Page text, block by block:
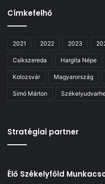
Címkefelhő
2021 2022 2023
Csíkszereda Hargita Népe
Kolozsvár Magyarország
Simó Márton
Stratégiai partner
Élő Székelyföld